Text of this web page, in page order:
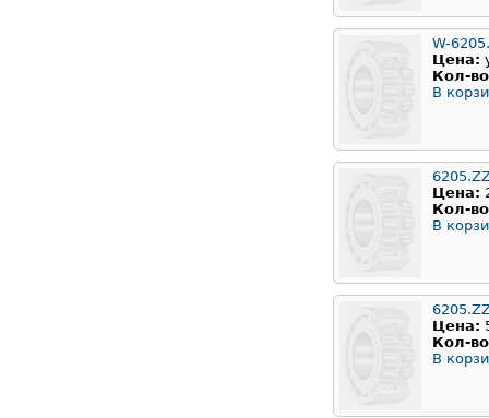
W-
Цена:
Кол-
В
Цена:
Кол-
В
Цена:
Кол-
В